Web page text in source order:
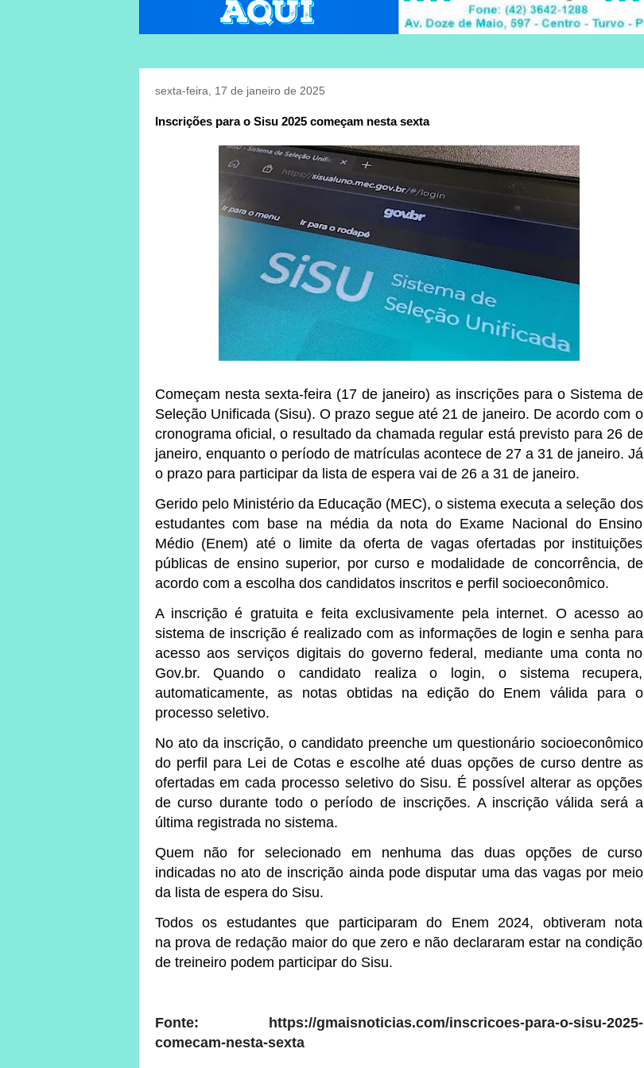
sexta-feira, 17 de janeiro de 2025
Inscrições para o Sisu 2025 começam nesta sexta
Começam nesta sexta-feira (17 de janeiro) as inscrições para o Sistema de
Seleção Unificada (Sisu). O prazo segue até 21 de janeiro. De acordo com o
cronograma oficial, o resultado da chamada regular está previsto para 26 de
janeiro, enquanto o período de matrículas acontece de 27 a 31 de janeiro. Já
o prazo para participar da lista de espera vai de 26 a 31 de janeiro.
Gerido pelo Ministério da Educação (MEC), o sistema executa a seleção dos
estudantes com base na média da nota do Exame Nacional do Ensino
Médio (Enem) até o limite da oferta de vagas ofertadas por instituições
públicas de ensino superior, por curso e modalidade de concorrência, de
acordo com a escolha dos candidatos inscritos e perfil socioeconômico.
A inscrição é gratuita e feita exclusivamente pela internet. O acesso ao
sistema de inscrição é realizado com as informações de login e senha para
acesso aos serviços digitais do governo federal, mediante uma conta no
Gov.br. Quando o candidato realiza o login, o sistema recupera,
automaticamente, as notas obtidas na edição do Enem válida para o
processo seletivo.
No ato da inscrição, o candidato preenche um questionário socioeconômico
do perfil para Lei de Cotas e escolhe até duas opções de curso dentre as
ofertadas em cada processo seletivo do Sisu. É possível alterar as opções
de curso durante todo o período de inscrições. A inscrição válida será a
última registrada no sistema.
Quem não for selecionado em nenhuma das duas opções de curso
indicadas no ato de inscrição ainda pode disputar uma das vagas por meio
da lista de espera do Sisu.
Todos os estudantes que participaram do Enem 2024, obtiveram nota
na prova de redação maior do que zero e não declararam estar na condição
de treineiro podem participar do Sisu.
Fonte:
https://gmaisnoticias.com/inscricoes-para-o-sisu-2025-
comecam-nesta-sexta